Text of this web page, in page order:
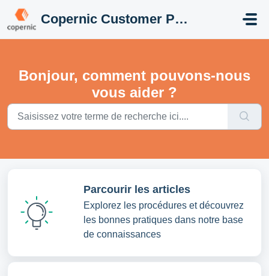
Copernic Customer Portal
Bonjour, comment pouvons-nous
vous aider ?
Parcourir les articles
Explorez les procédures et découvrez
les bonnes pratiques dans notre base
de connaissances